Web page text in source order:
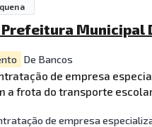
Municipal
De Bancos
de empresa
a frota do transporte
de empresa